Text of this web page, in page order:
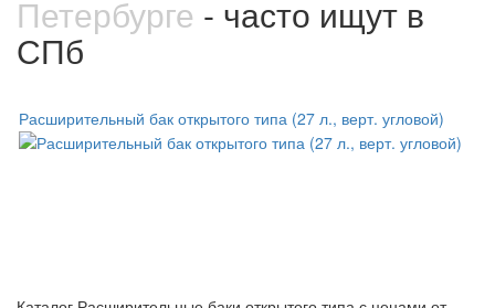
Петербурге - часто ищут в
СПб
Расширительный бак открытого типа (27 л., верт. угловой)